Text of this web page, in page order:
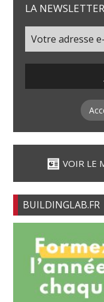
LA
VOIR LE
BUILDINGLAB.FR